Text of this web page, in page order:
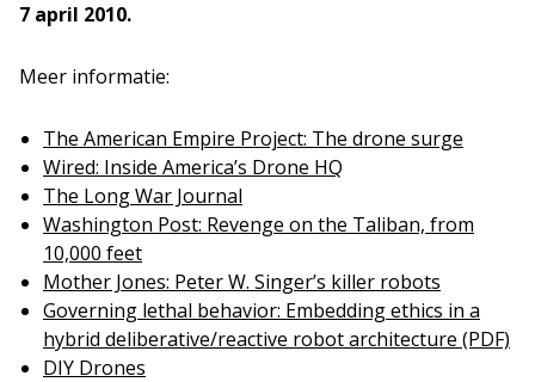
7 april 2010.
Meer informatie:
The American Empire Project: The drone surge
Wired: Inside America’s Drone HQ
The Long War Journal
Washington Post: Revenge on the Taliban, from
10,000 feet
Mother Jones: Peter W. Singer’s killer robots
Governing lethal behavior: Embedding ethics in a
hybrid deliberative/reactive robot architecture (PDF)
DIY Drones